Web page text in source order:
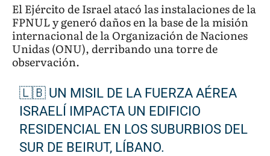
El Ejército de Israel atacó las instalaciones de la
FPNUL y generó daños en la base de la misión
internacional de la Organización de Naciones
Unidas (ONU), derribando una torre de
observación.
🇱🇧 UN MISIL DE LA FUERZA AÉREA
ISRAELÍ IMPACTA UN EDIFICIO
RESIDENCIAL EN LOS SUBURBIOS DEL
SUR DE BEIRUT, LÍBANO.